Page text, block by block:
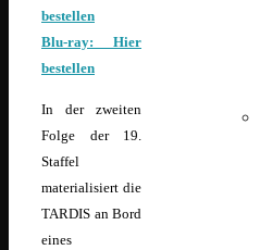
bestellen
Blu-ray: Hier
bestellen
In der zweiten
Folge der 19.
Staffel
materialisiert die
TARDIS an Bord
eines